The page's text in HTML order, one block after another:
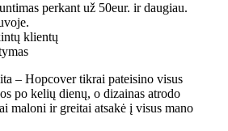
perkant už 50eur. ir daugiau.
klientų
– Hopcover tikrai pateisino visus
po kelių dienų, o dizainas atrodo
maloni ir greitai atsakė į visus mano